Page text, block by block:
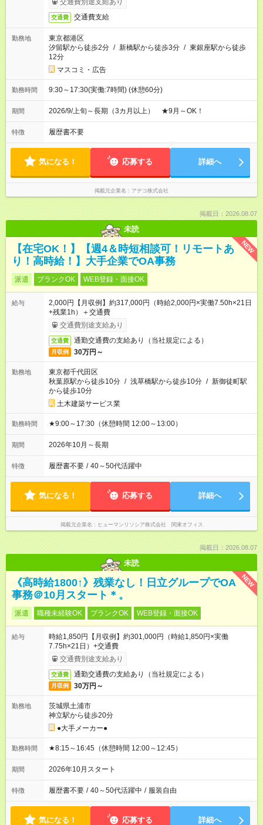
交通費別途支給あり
交通費 交通費支給
勤務地
東京都港区
汐留駅から徒歩2分 / 新橋駅から徒歩3分 / 東銀座駅から徒歩
12分
マスコミ・広告
勤務時間 9:30～17:30(実働:7時間) (休憩60分)
期間 2026/9/上旬～長期（3カ月以上） ★9月～OK！
特徴 履歴書不要
気になる！ 応募する 詳細へ
掲載元企業名 アデコ株式会社
掲載日：2026.08.07
未読
NEW
【在宅OK！】【週4＆時短相談可！リモートあ
り！高時給！】大手企業でOA事務
派遣 ブランクOK WEB登録・面接OK
給与
2,000円【月収例】約317,000円（時給2,000円×実働7.50h×21日
+残業1h）＋交通費
交通費別途支給あり
交通費 通勤交通費の支給あり（当社規定による）
月収例 30万円～
勤務地
東京都千代田区
秋葉原駅から徒歩10分 / 浅草橋駅から徒歩10分 / 新御徒町駅
から徒歩10分
土木建築サービス業
勤務時間 ★9:00～17:30（休憩時間 12:00～13:00）
期間 2026年10月～長期
特徴 履歴書不要 / 40～50代活躍中
気になる！ 応募する 詳細へ
掲載元企業名 ヒューマンリソシア株式会社 関東オフィス
掲載日：2026.08.07
未読
NEW
《高時給1800↑》残業なし！日立グループでOA
事務＠10月スタート＊。
派遣 職種未経験OK ブランクOK WEB登録・面接OK
給与
時給1,850円【月収例】約301,000円（時給1,850円×実働
7.75h×21日）+交通費
交通費別途支給あり
交通費 通勤交通費の支給あり（当社規定による）
月収例 30万円～
勤務地
茨城県土浦市
神立駅から徒歩20分
●大手メーカー●
勤務時間 ★8:15～16:45（休憩時間 12:00～12:45）
期間 2026年10月スタート
特徴 履歴書不要 / 40～50代活躍中 / 服装自由
気になる！ 応募する 詳細へ